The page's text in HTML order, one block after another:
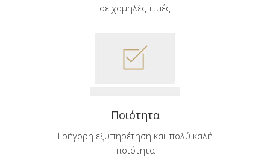
σε χαμηλές τιμές
Ποιότητα
Γρήγορη εξυπηρέτηση και πολύ καλή
ποιότητα